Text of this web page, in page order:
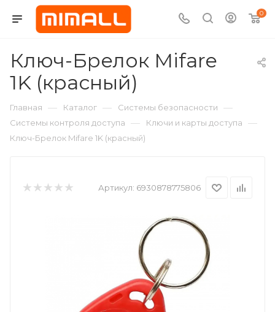
0
Ключ-Брелок Mifare
1K (красный)
Главная — Каталог — Системы безопасности —
Системы контроля доступа — Ключи и карты доступа —
Ключ-Брелок Mifare 1K (красный)
Артикул: 6930878775806